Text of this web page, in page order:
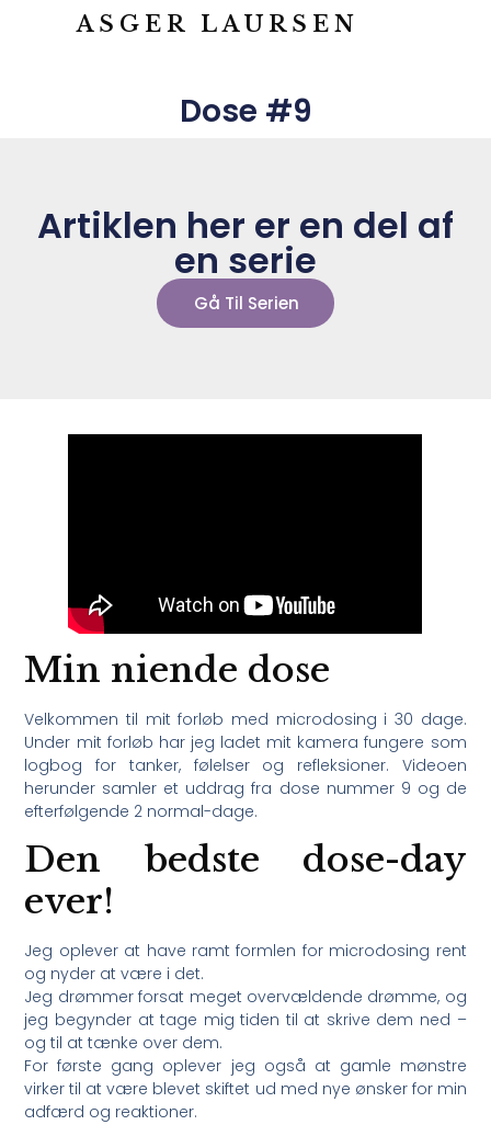
ASGER LAURSEN
Dose #9
Artiklen her er en del af
en serie
Gå Til Serien
Min niende dose
Velkommen til mit forløb med microdosing i 30 dage.
Under mit forløb har jeg ladet mit kamera fungere som
logbog for tanker, følelser og refleksioner. Videoen
herunder samler et uddrag fra dose nummer 9 og de
efterfølgende 2 normal-dage.
Den bedste dose-day
ever!
Jeg oplever at have ramt formlen for microdosing rent
og nyder at være i det.
Jeg drømmer forsat meget overvældende drømme, og
jeg begynder at tage mig tiden til at skrive dem ned –
og til at tænke over dem.
For første gang oplever jeg også at gamle mønstre
virker til at være blevet skiftet ud med nye ønsker for min
adfærd og reaktioner.